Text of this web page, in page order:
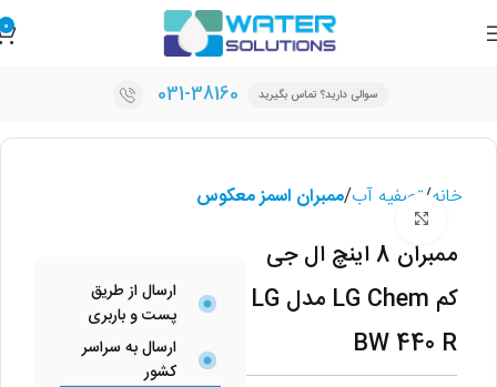
0
سوالی دارید؟ تماس بگیرید 031-38160
خانه تصفیه آب ممبران اسمز معکوس
ارسال از طریق
پست و باربری
ارسال به سراسر
کشور
ممبران 8 اینچ ال جی
کم LG Chem مدل LG
BW 440 R